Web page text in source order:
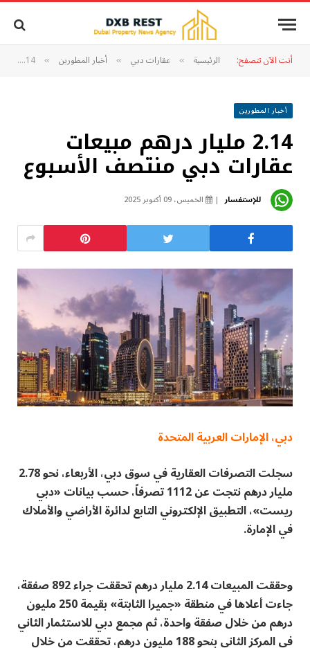
أنت الآن تتصفح: الرئيسية » عقارات دبي » أخبار المطورين » 2.14 مليار درهم مبيعات عقارات دبي منتصف الأسبوع
أخبار المطورين
2.14 مليار درهم مبيعات
عقارات دبي منتصف الأسبوع
للإستفسار الخميس، 09 أكتوبر 2025
دبي، الإمارات العربية المتحدة
سجلت التصرفات العقارية في سوق دبي، الأربعاء، نحو 2.78
مليار درهم نتجت عن 1112 تصرفاً، حسب بيانات «دبي
ريست»، التطبيق الإلكتروني التابع لدائرة الأراضي والأملاك
في الإمارة.
وحققت المبيعات 2.14 مليار درهم تحققت جراء 892 صفقة،
جاءت أعلاها في منطقة «جميرا الثابتة» بقيمة 250 مليون
درهم من خلال صفقة واحدة، ثم مجمع دبي للاستثمار الثاني
في المركز الثاني بنحو 188 مليون درهم، تحققت من خلال